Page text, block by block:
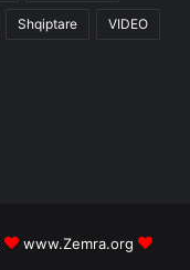
Shqiptare VIDEO
www.Zemra.org